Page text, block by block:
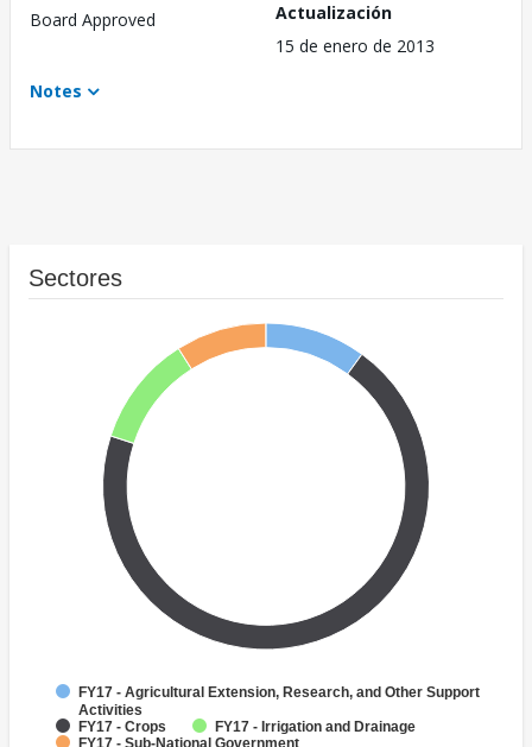
Board Approved
Actualización
15 de enero de 2013
Notes
Sectores
FY17 - Agricultural Extension, Research, and Other Support
Activities
FY17 - Crops
FY17 - Irrigation and Drainage